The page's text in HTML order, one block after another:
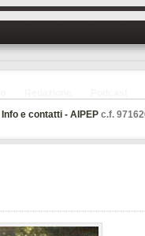
Info e contatti - AIPEP c.f.